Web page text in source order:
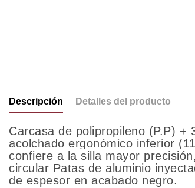
Descripción Detalles del producto
Carcasa de polipropileno (P.P)
acolchado ergonómico inferior
confiere a la silla mayor
circular Patas de aluminio
de espesor en acabado negro.